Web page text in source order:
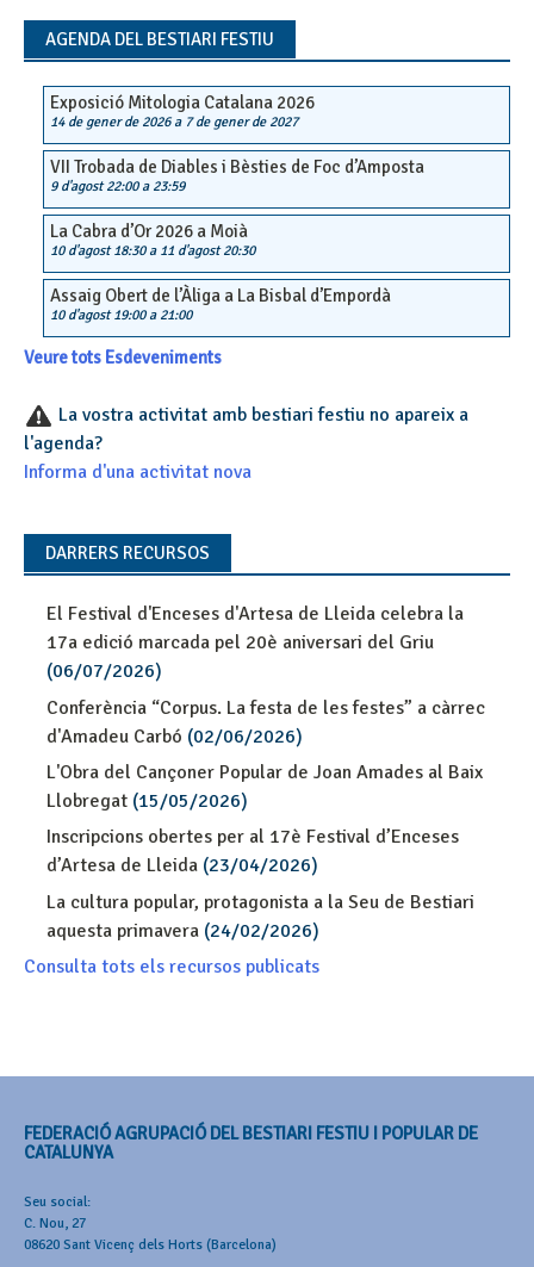
AGENDA DEL BESTIARI FESTIU
Exposició Mitologia Catalana 2026
14 de gener de 2026a 7 de gener de 2027
VII Trobada de Diables i Bèsties de Foc d’Amposta
9 d'agost 22:00a 23:59
La Cabra d’Or 2026 a Moià
10 d'agost 18:30a 11 d'agost 20:30
Assaig Obert de l’Àliga a La Bisbal d’Empordà
10 d'agost 19:00a 21:00
Veure tots Esdeveniments
La vostra activitat amb bestiari festiu no apareix a
l'agenda?
Informa d'una activitat nova
DARRERS RECURSOS
El Festival d'Enceses d'Artesa de Lleida celebra la
17a edició marcada pel 20è aniversari del Griu
(06/07/2026)
Conferència “Corpus. La festa de les festes” a càrrec
d'Amadeu Carbó (02/06/2026)
L'Obra del Cançoner Popular de Joan Amades al Baix
Llobregat (15/05/2026)
Inscripcions obertes per al 17è Festival d’Enceses
d’Artesa de Lleida (23/04/2026)
La cultura popular, protagonista a la Seu de Bestiari
aquesta primavera (24/02/2026)
Consulta tots els recursos publicats
FEDERACIÓ AGRUPACIÓ DEL BESTIARI FESTIU I POPULAR DE
CATALUNYA
Seu social:
C. Nou, 27
08620 Sant Vicenç dels Horts (Barcelona)